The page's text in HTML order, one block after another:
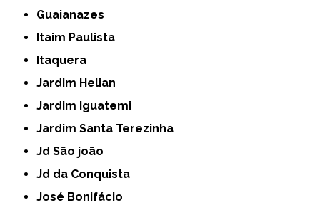
Guaianazes
Itaim Paulista
Itaquera
Jardim Helian
Jardim Iguatemi
Jardim Santa Terezinha
Jd São joão
Jd da Conquista
José Bonifácio